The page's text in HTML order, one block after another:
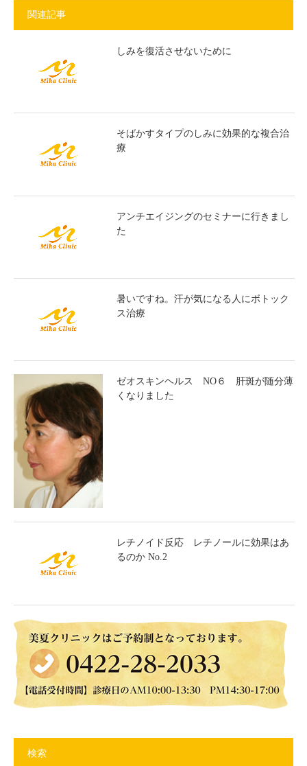
関連記事
しみを復活させないために
そばかすタイプのしみに効果的な複合治
療
アンチエイジングのセミナーに行きまし
た
暑いですね。汗が気になる人にボトック
ス治療
ゼオスキンヘルス NO６ 肝斑が随分薄
くなりました
レチノイド反応 レチノールに効果はあ
るのか No.2
検索